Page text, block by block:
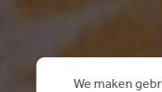
We maken